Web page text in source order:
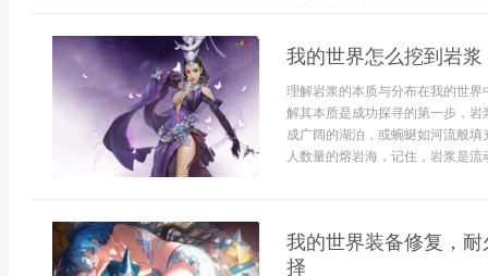
我的世界怎么挖到岩
理解岩浆的本质与分布在我的世
解其本质是成功探寻的第一步，
成广阔的湖泊，或蜿蜒如河流般
人数量的熔岩海，记住，岩浆是流
我的世界装备修复，
择